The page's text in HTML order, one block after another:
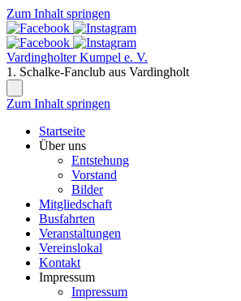
Zum Inhalt springen
Vardingholter Kumpel e. V.
1. Schalke-Fanclub aus Vardingholt
Zum Inhalt springen
Startseite
Über uns
Entstehung
Vorstand
Bilder
Mitgliedschaft
Busfahrten
Veranstaltungen
Vereinslokal
Kontakt
Impressum
Impressum